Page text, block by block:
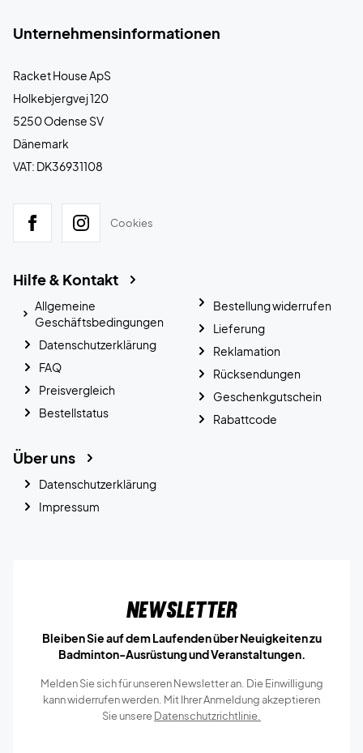
Unternehmensinformationen
Racket House ApS
Holkebjergvej 120
5250 Odense SV
Dänemark
VAT: DK36931108
Cookies
Hilfe & Kontakt
Allgemeine
Geschäftsbedingungen
Datenschutzerklärung
FAQ
Preisvergleich
Bestellstatus
Bestellung widerrufen
Lieferung
Reklamation
Rücksendungen
Geschenkgutschein
Rabattcode
Über uns
Datenschutzerklärung
Impressum
Newsletter
Bleiben Sie auf dem Laufenden über Neuigkeiten zu
Badminton-Ausrüstung und Veranstaltungen.
Melden Sie sich für unseren Newsletter an. Die Einwilligung
kann widerrufen werden. Mit Ihrer Anmeldung akzeptieren
Sie unsereDatenschutzrichtlinie.